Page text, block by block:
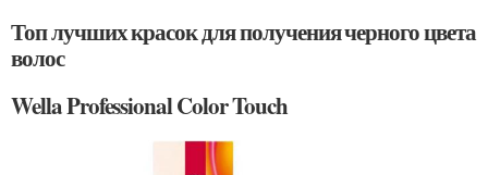
Топ лучших красок для получения черного цвета
волос
Wella Professional Color Touch